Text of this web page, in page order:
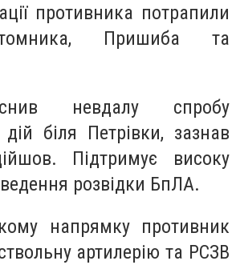
противника потрапили
Пришиба та
невдалу спробу
біля Петрівки, зазнав
Підтримує високу
ведення розвідки БпЛА.
напрямку противник
артилерію та РСЗВ